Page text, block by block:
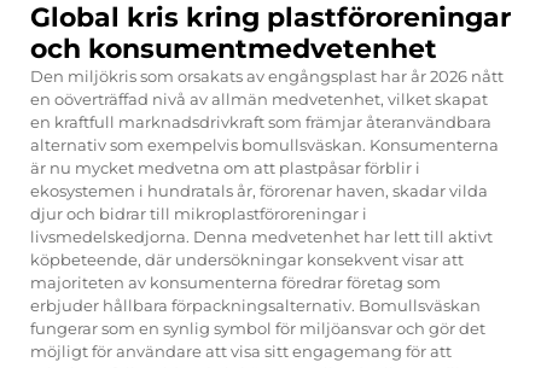
Global kris kring plastföroreningar
och konsumentmedvetenhet
Den miljökris som orsakats av engångsplast har år 2026 nått
en oöverträffad nivå av allmän medvetenhet, vilket skapat
en kraftfull marknadsdrivkraft som främjar återanvändbara
alternativ som exempelvis bomullsväskan. Konsumenterna
är nu mycket medvetna om att plastpåsar förblir i
ekosystemen i hundratals år, förorenar haven, skadar vilda
djur och bidrar till mikroplastföroreningar i
livsmedelskedjorna. Denna medvetenhet har lett till aktivt
köpbeteende, där undersökningar konsekvent visar att
majoriteten av konsumenterna föredrar företag som
erbjuder hållbara förpackningsalternativ. Bomullsväskan
fungerar som en synlig symbol för miljöansvar och gör det
möjligt för användare att visa sitt engagemang för att